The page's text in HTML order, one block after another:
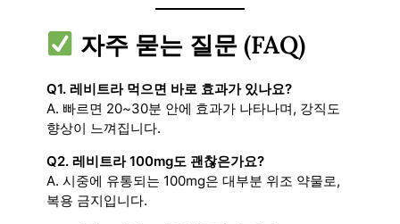
자주 묻는 질문 (FAQ)
Q1. 레비트라 먹으면 바로 효과가 있나요?
A. 빠르면 20~30분 안에 효과가 나타나며, 강직도
향상이 느껴집니다.
Q2. 레비트라 100mg도 괜찮은가요?
A. 시중에 유통되는 100mg은 대부분 위조 약물로,
복용 금지입니다.